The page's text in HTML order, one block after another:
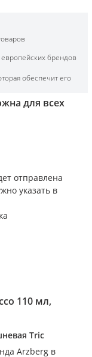
брендов
обеспечит его
для всех
отправлена
указать в
110 мл,
Tric
Arzberg в